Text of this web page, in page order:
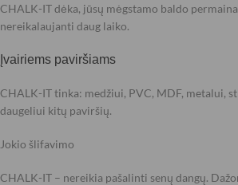
CHALK-IT dėka, jūsų mėgstamo baldo
nereikalaujanti daug laiko.
Įvairiems paviršiams
CHALK-IT tinka: medžiui, PVC, MDF, metalui,
daugeliui kitų paviršių.
Jokio šlifavimo
CHALK-IT – nereikia pašalinti senų dangų.